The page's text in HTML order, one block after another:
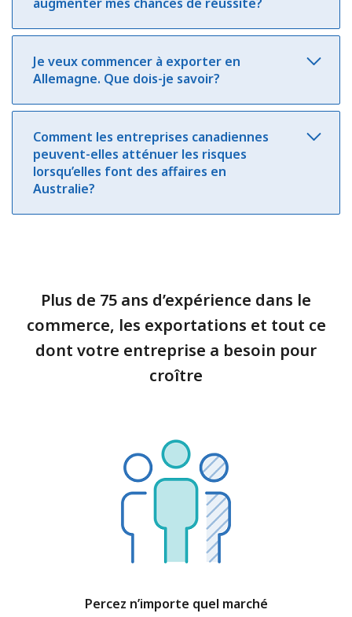
Je veux commencer à exporter en
Allemagne. Que dois-je savoir?
Comment les entreprises canadiennes
peuvent-elles atténuer les risques
lorsqu’elles font des affaires en
Australie?
Plus de 75 ans d’expérience dans le
commerce, les exportations et tout ce
dont votre entreprise a besoin pour
croître
Percez n’importe quel marché